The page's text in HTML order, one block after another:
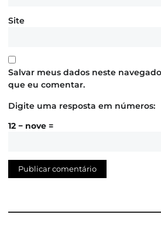
Site
Salvar meus dados neste
que eu comentar.
Digite uma resposta em números:
12 − nove =